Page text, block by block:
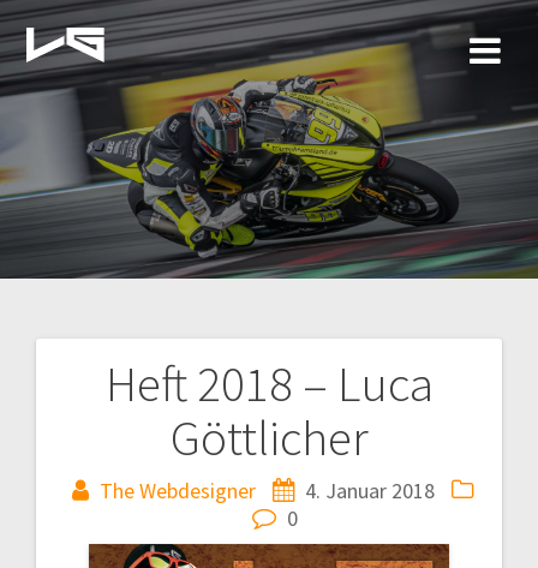
Zum
Inhalt
springen
Heft 2018 – Luca
Göttlicher
The Webdesigner
4. Januar 2018
0
Beitragsnavigation